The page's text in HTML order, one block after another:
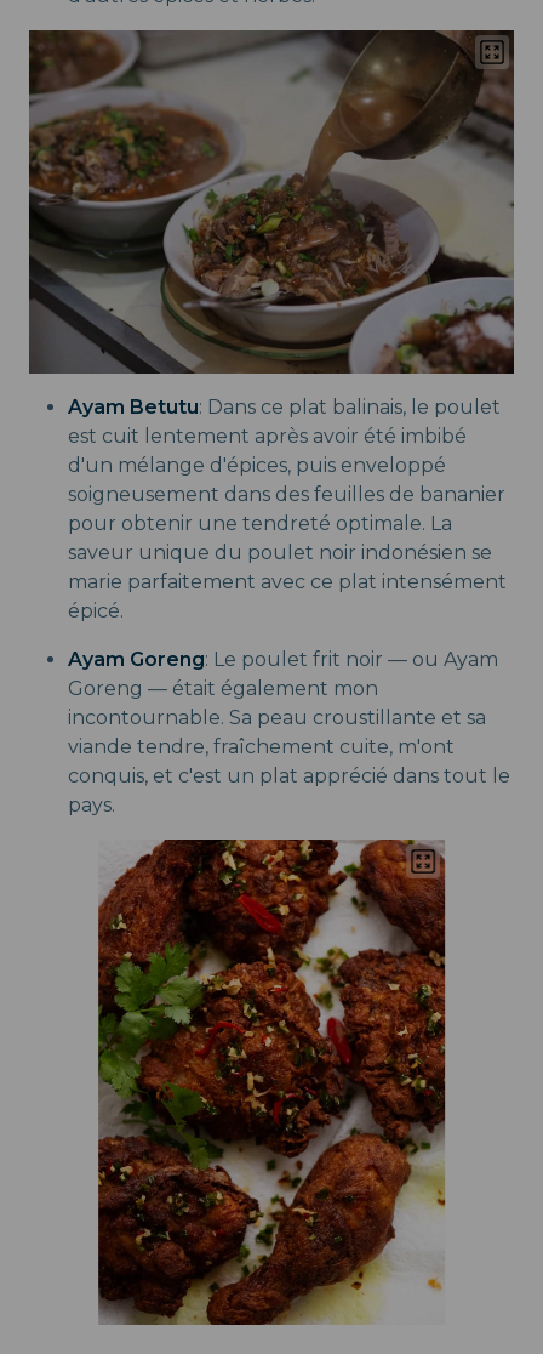
Ayam Betutu: Dans ce plat balinais, le poulet
est cuit lentement après avoir été imbibé
d'un mélange d'épices, puis enveloppé
soigneusement dans des feuilles de bananier
pour obtenir une tendreté optimale. La
saveur unique du poulet noir indonésien se
marie parfaitement avec ce plat intensément
épicé.
Ayam Goreng: Le poulet frit noir — ou Ayam
Goreng — était également mon
incontournable. Sa peau croustillante et sa
viande tendre, fraîchement cuite, m'ont
conquis, et c'est un plat apprécié dans tout le
pays.